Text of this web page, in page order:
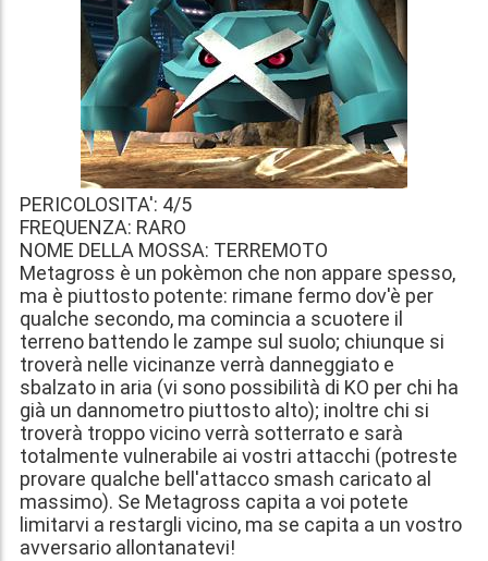
PERICOLOSITA': 4/5
FREQUENZA: RARO
NOME DELLA MOSSA: TERREMOTO
Metagross è un pokèmon che non appare spesso,
ma è piuttosto potente: rimane fermo dov'è per
qualche secondo, ma comincia a scuotere il
terreno battendo le zampe sul suolo; chiunque si
troverà nelle vicinanze verrà danneggiato e
sbalzato in aria (vi sono possibilità di KO per chi ha
già un dannometro piuttosto alto); inoltre chi si
troverà troppo vicino verrà sotterrato e sarà
totalmente vulnerabile ai vostri attacchi (potreste
provare qualche bell'attacco smash caricato al
massimo). Se Metagross capita a voi potete
limitarvi a restargli vicino, ma se capita a un vostro
avversario allontanatevi!